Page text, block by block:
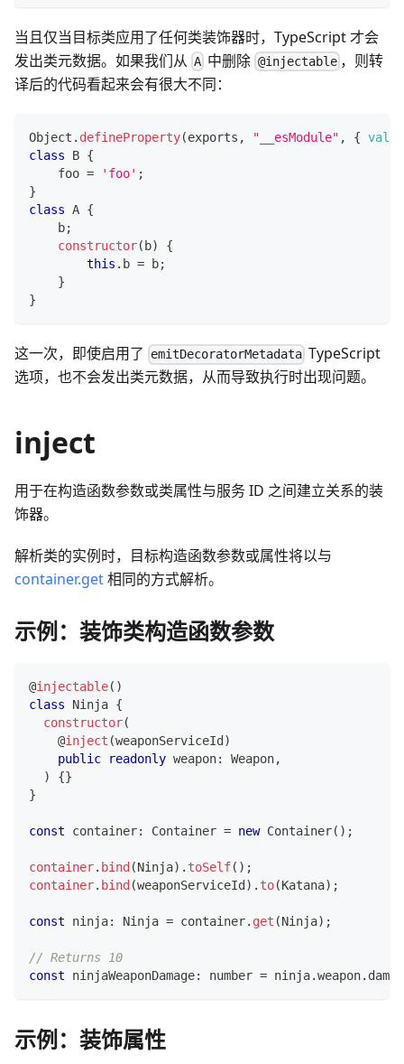
当且仅当目标类应用了任何类装饰器时，TypeScript 才会
发出类元数据。如果我们从 A 中删除 @injectable，则转
译后的代码看起来会有很大不同：
Object . defineProperty(exports , "__esModule" , { value
class
B {
    foo
= 'foo' ;
}
class A {
    b
;
constructor( b)
{
this . b = b;
}
}
这一次，即使启用了 emitDecoratorMetadata TypeScript
选项，也不会发出类元数据，从而导致执行时出现问题。
inject
用于在构造函数参数或类属性与服务 ID 之间建立关系的装
饰器。
解析类的实例时，目标构造函数参数或属性将以与
container.get相同的方式解析。
示例：装饰类构造函数参数
@injectable( )
class
Ninja {
constructor(
@inject (weaponServiceId )
public
readonly weapon: Weapon,
)
{}
}
const container: Container = new Container( ) ;
container. bind (Ninja) . toSelf( ) ;
container. bind (weaponServiceId ) . to(Katana) ;
const ninja: Ninja = container. get (Ninja) ;
// Returns 10
const ninjaWeaponDamage: number = ninja.weapon.
示例：装饰属性